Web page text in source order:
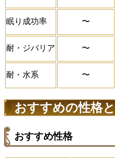
眠り成功率 〜
耐・ジバリア 〜
耐・水系 〜
おすすめの性格
おすすめ性格